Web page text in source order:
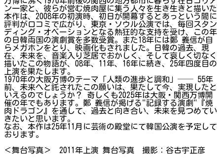
ン一家と、彼らが営む焼肉屋に集う人々を生き生きと描いた
本作は、2008年の初演時、初日が開幕するとあっという間に
評判が口コミで広がり、東京・ソウル公演では、毎回スタン
ディング・オベーションとなる熱狂的な支持を受け、この年
の日韓両国の演劇賞を多数受賞。また18年には鄭 義信が自
らメガホンをとり、映画化もされました。日韓の過去、現
在、未来を、音楽入り芝居でおかしく、そして哀しく切なく
描いたこの物語が、08年、11年、16年に続き、25年四度目の
上演を果たします。
1970年の大阪万博のテーマ「人類の進歩と調和」── 55年
前、未来へと託されたこの願いは、果たして今、実現したと
いえるのでしょうか？ 奇しくも2025年は大阪・関西万博開
催の年でもあります。鄭 義信が掲げる"記録する演劇"『焼
肉ドラゴン』を通して、過去と向き合い、未来を見つめてい
きたいと思います。
なお、本作は25年11月に芸術の殿堂にて韓国公演を予定して
おります。
＜舞台写真＞ 2011年上演 舞台写真 撮影：谷古宇正彦